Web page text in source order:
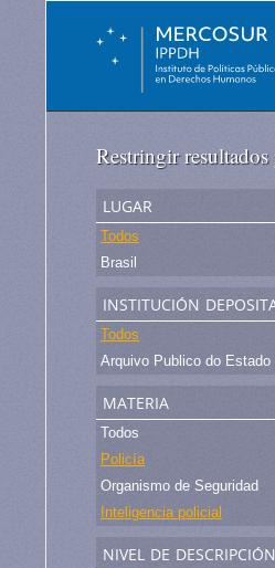
Restringir
lugar
Todos
Brasil
institución
Todos
materia
Todos
Policía
Organismo de Seguridad
Inteligencia policial
nivel de descripción